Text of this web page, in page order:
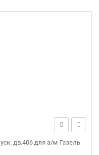
дв.406 для а/м Газель